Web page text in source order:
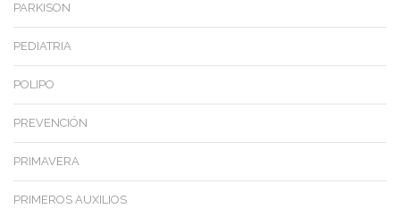
PARKISON
PEDIATRIA
POLIPO
PREVENCIÓN
PRIMAVERA
PRIMEROS AUXILIOS